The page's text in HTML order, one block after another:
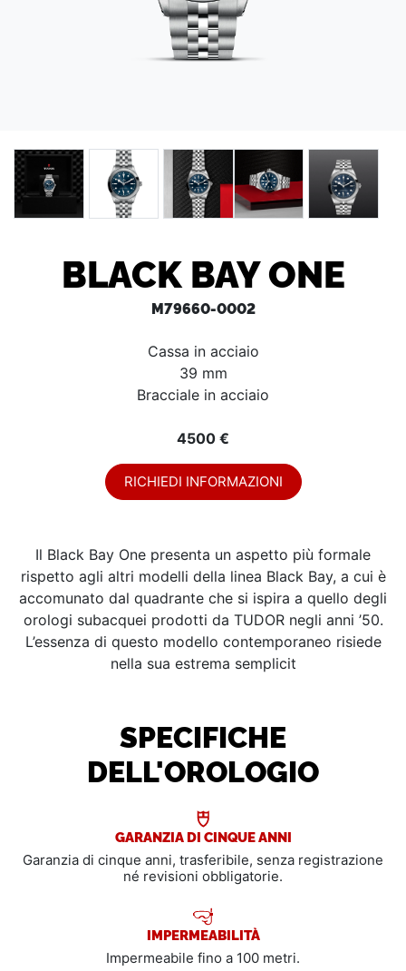
BLACK BAY ONE
M79660-0002
Cassa in acciaio
39 mm
Bracciale in acciaio
4500 €
RICHIEDI INFORMAZIONI
Il Black Bay One presenta un aspetto più formale
rispetto agli altri modelli della linea Black Bay, a cui è
accomunato dal quadrante che si ispira a quello degli
orologi subacquei prodotti da TUDOR negli anni ’50.
L’essenza di questo modello contemporaneo risiede
nella sua estrema semplicit
SPECIFICHE
DELL'OROLOGIO
GARANZIA DI CINQUE ANNI
Garanzia di cinque anni, trasferibile, senza registrazione
né revisioni obbligatorie.
IMPERMEABILITÀ
Impermeabile fino a 100 metri.